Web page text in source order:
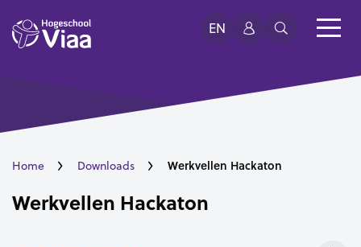
EN
Home Downloads Werkvellen Hackaton
Werkvellen Hackaton